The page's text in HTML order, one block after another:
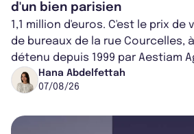
d'un bien parisien
1,1 million d'euros. C'est le prix de
de bureaux de la rue Courcelles,
détenu depuis 1999 par Aestiam
cédé avec une plus-value...
Hana Abdelfettah
07/08/26